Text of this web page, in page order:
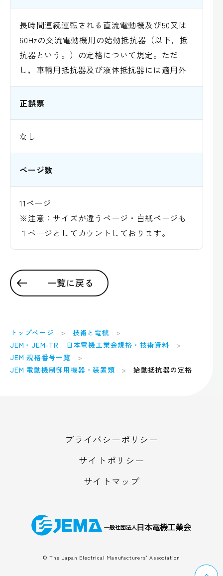
長時間連続運転される直流電動機及び50又は
60Hzの交流電動機用の始動抵抗器（以下，抵
抗器という。）の定格について規定。ただ
し，車輌用抵抗器及び液体抵抗器には適用外
正誤票
なし
ページ数
11ページ
※注意：サイズが違うページ・白紙ページも
１ページとしてカウントしております。
一覧に戻る
トップページ
技術と電機
JEM・JEM-TR 日本電機工業会規格・技術資料
JEM 規格番号一覧
JEM 電動機制御用機器・装置類
始動抵抗器の定格
ペ
プライバシーポリシー
サイトポリシー
サイトマップ
© The Japan Electrical Manufacturers' Association